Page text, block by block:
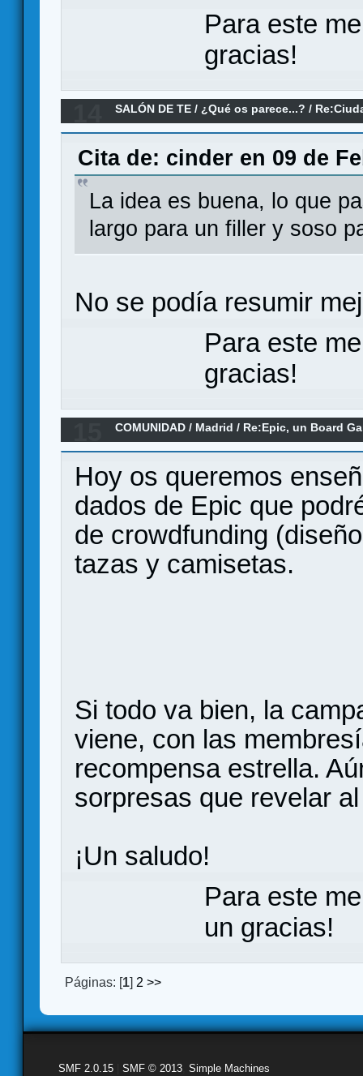
Para este
gracias!
SALÓN DE TE / ¿Qué os parece...? /
Cita de: cinder en 09 de
La idea es buena, lo que
largo para un filler y soso
No se podía resumir
Para este
gracias!
COMUNIDAD / Madrid / Re:Epic, un Board
Hoy os queremos
dados de Epic que
de crowdfunding
tazas y camisetas.
Si todo va bien, la
viene, con las
recompensa estrella.
sorpresas que revelar
¡Un saludo!
Para este
un gracias!
Páginas: [1] 2 >>
SMF 2.0.15 SMF © 2013 Simple Machines